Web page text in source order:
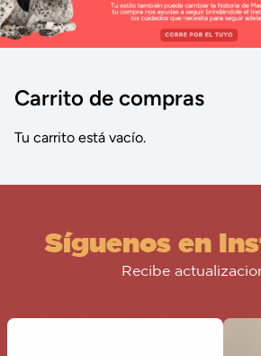
Carrito de compras
Tu carrito está vacío.
Síguenos en
Recibe